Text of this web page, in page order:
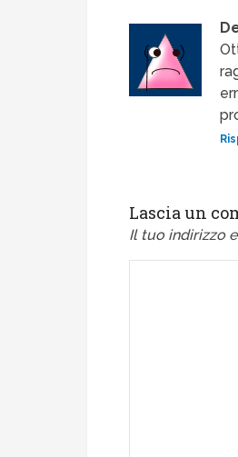
Lascia un
Il tuo indirizzo